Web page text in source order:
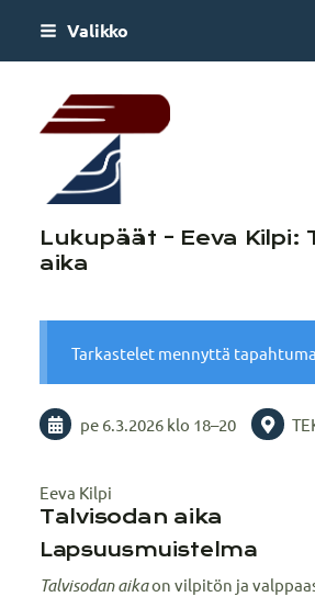
Siirry
Valikko
AboaTEK –
Lukupäät - Eeva Kilpi:
aika
Tarkastelet mennyttä
pe 6.3.2026 klo 18–20
Eeva Kilpi
Talvisodan aika
Lapsuusmuistelma
Talvisodan aikaon vilpitön ja